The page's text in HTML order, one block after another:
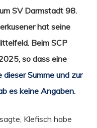
SV Darmstadt 98.
hat seine
Beim SCP
so dass eine
dieser Summe und zur
es keine Angaben.
Klefisch habe